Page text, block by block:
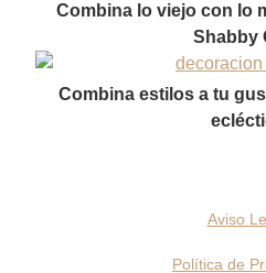
Combina lo viejo con lo
Shabby
Combina estilos a tu
Aviso
Política de